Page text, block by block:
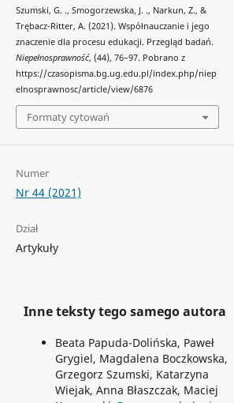
Szumski, G. ., Smogorzewska, J. ., Narkun, Z., &
Trębacz-Ritter, A. (2021). Współnauczanie i jego
znaczenie dla procesu edukacji. Przegląd badań.
Niepełnosprawność, (44), 76–97. Pobrano z
https://czasopisma.bg.ug.edu.pl/index.php/niep
elnosprawnosc/article/view/6876
Formaty cytowań
Numer
Nr 44 (2021)
Dział
Artykuły
Inne teksty tego samego autora
Beata Papuda-Dolińska, Paweł
Grygiel, Magdalena Boczkowska,
Grzegorz Szumski, Katarzyna
Wiejak, Anna Błaszczak, Maciej